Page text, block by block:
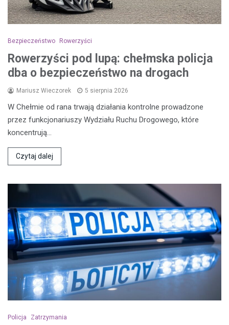
Bezpieczeństwo Rowerzyści
Rowerzyści pod lupą: chełmska policja
dba o bezpieczeństwo na drogach
Mariusz Wieczorek 5 sierpnia 2026
W Chełmie od rana trwają działania kontrolne prowadzone
przez funkcjonariuszy Wydziału Ruchu Drogowego, które
koncentrują…
Czytaj dalej
Policja Zatrzymania